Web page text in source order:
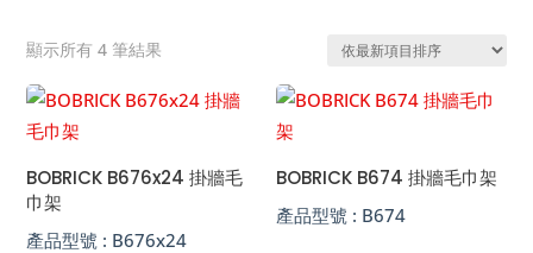
顯示所有 4 筆結果
銷
排
BOBRICK B676x24 掛牆毛
巾架
產品型號 : B676x24
BOBRICK B674 掛牆毛巾架
產品型號 : B674